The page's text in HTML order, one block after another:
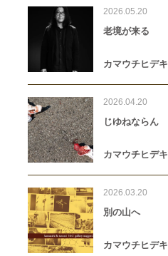
2026.05.20
老境が来る
カマウチヒデキ
2026.04.20
じゆねならん
カマウチヒデキ
2026.03.20
別の山へ
カマウチヒデキ